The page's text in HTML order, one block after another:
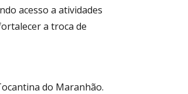
acesso a atividades
a troca de
do Maranhão.